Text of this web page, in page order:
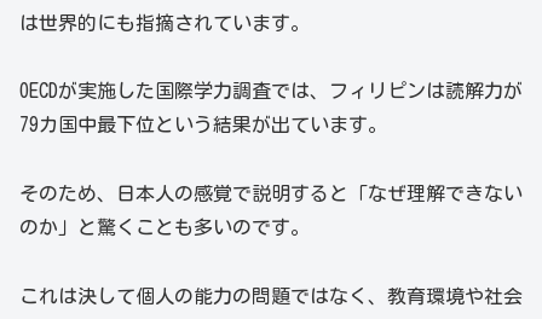
は世界的にも指摘されています。
OECDが実施した国際学力調査では、フィリピンは読解力が
79カ国中最下位という結果が出ています。
そのため、日本人の感覚で説明すると「なぜ理解できない
のか」と驚くことも多いのです。
これは決して個人の能力の問題ではなく、教育環境や社会